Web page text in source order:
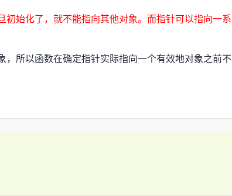
初始化了，就不能指向其他对象。而指针可以指向一系
，所以函数在确定指针实际指向一个有效地对象之前不